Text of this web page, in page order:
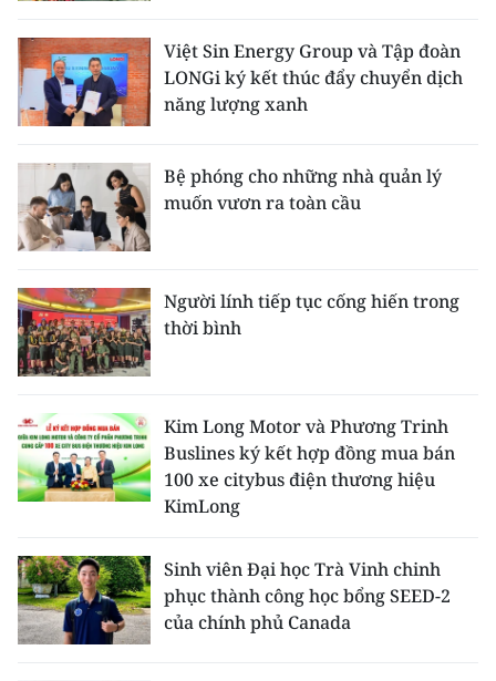
Việt Sin Energy Group và Tập đoàn
LONGi ký kết thúc đẩy chuyển dịch
năng lượng xanh
Bệ phóng cho những nhà quản lý
muốn vươn ra toàn cầu
Người lính tiếp tục cống hiến trong
thời bình
Kim Long Motor và Phương Trinh
Buslines ký kết hợp đồng mua bán
100 xe citybus điện thương hiệu
KimLong
Sinh viên Đại học Trà Vinh chinh
phục thành công học bổng SEED-2
của chính phủ Canada